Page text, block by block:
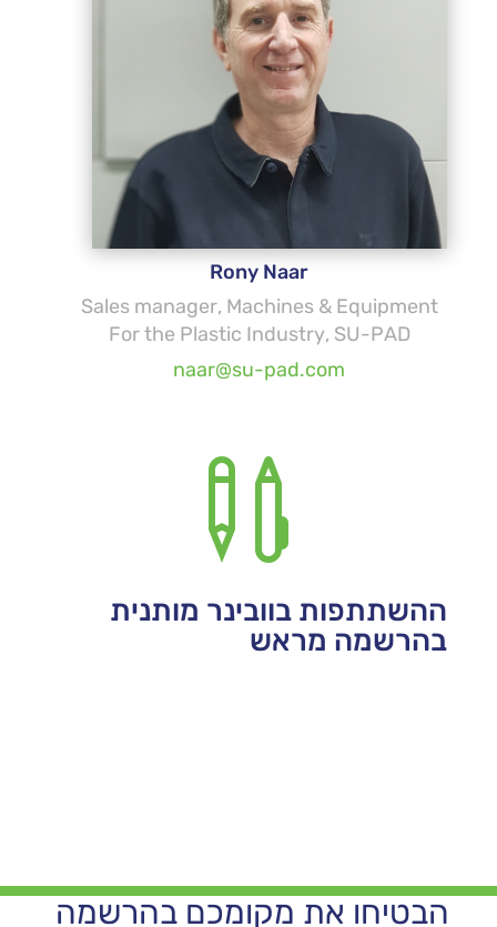
Rony Naar
Sales manager, Machines & Equipment
For the Plastic Industry, SU-PAD
naar@su-pad.com

ההשתתפות בוובינר מותנית
בהרשמה מראש
הבטיחו את מקומכם בהרשמה